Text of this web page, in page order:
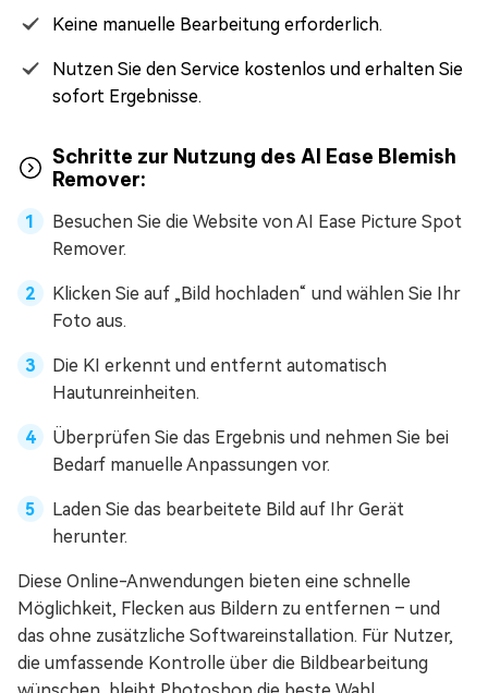
Keine manuelle Bearbeitung erforderlich.
Nutzen Sie den Service kostenlos und erhalten Sie
sofort Ergebnisse.
Schritte zur Nutzung des AI Ease Blemish
Remover:
Besuchen Sie die Website von AI Ease Picture Spot
Remover.
Klicken Sie auf „Bild hochladen“ und wählen Sie Ihr
Foto aus.
Die KI erkennt und entfernt automatisch
Hautunreinheiten.
Überprüfen Sie das Ergebnis und nehmen Sie bei
Bedarf manuelle Anpassungen vor.
Laden Sie das bearbeitete Bild auf Ihr Gerät
herunter.
Diese Online-Anwendungen bieten eine schnelle
Möglichkeit, Flecken aus Bildern zu entfernen – und
das ohne zusätzliche Softwareinstallation. Für Nutzer,
die umfassende Kontrolle über die Bildbearbeitung